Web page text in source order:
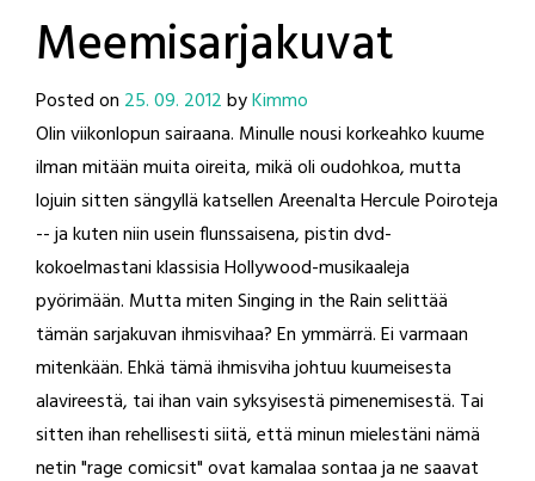
Meemisarjakuvat
Posted on 25. 09. 2012byKimmo
Olin viikonlopun sairaana. Minulle nousi korkeahko kuume
ilman mitään muita oireita, mikä oli oudohkoa, mutta
lojuin sitten sängyllä katsellen Areenalta Hercule Poiroteja
-- ja kuten niin usein flunssaisena, pistin dvd-
kokoelmastani klassisia Hollywood-musikaaleja
pyörimään. Mutta miten Singing in the Rain selittää
tämän sarjakuvan ihmisvihaa? En ymmärrä. Ei varmaan
mitenkään. Ehkä tämä ihmisviha johtuu kuumeisesta
alavireestä, tai ihan vain syksyisestä pimenemisestä. Tai
sitten ihan rehellisesti siitä, että minun mielestäni nämä
netin "rage comicsit" ovat kamalaa sontaa ja ne saavat